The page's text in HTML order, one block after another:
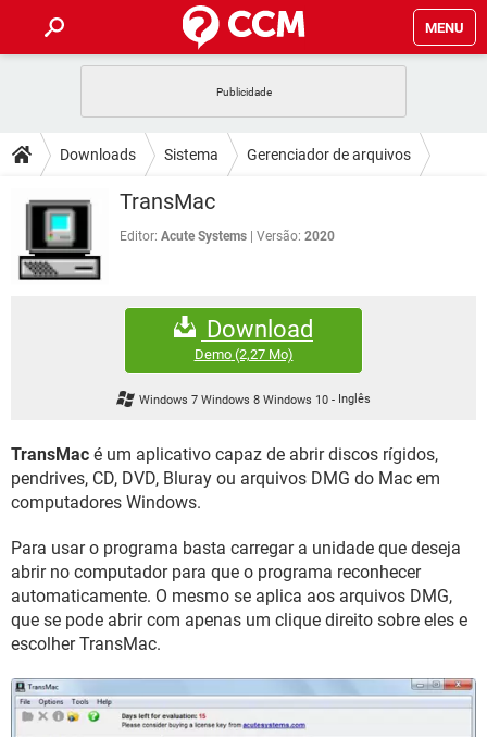
MENU
CELULAR FACEBOOK
OUTLOOK
INSTAGRAM GMAIL
GUIA DE COMPRAS
DICAS
JOGOS
CELULAR
OUTLOOK
DOWNLOADS
JOGOS WHATSAPP
CELULAR
EXCEL
GMAIL
FÓRUM
FACEBOOK
EXCEL
GMAIL
WHATSAPP
INSTAGRAM GMAIL
GUIA DE COMPRAS
Downloads Sistema Gerenciador de arquivos
TransMac
Editor: Acute Systems Versão: 2020
Download
Demo(2,27 Mo)
Windows 7 Windows 8 Windows 10 - Inglês
TransMac é um aplicativo capaz de abrir discos rígidos,
pendrives, CD, DVD, Bluray ou arquivos DMG do Mac em
computadores Windows.
Para usar o programa basta carregar a unidade que deseja
abrir no computador para que o programa reconhecer
automaticamente. O mesmo se aplica aos arquivos DMG,
que se pode abrir com apenas um clique direito sobre eles e
escolher TransMac.